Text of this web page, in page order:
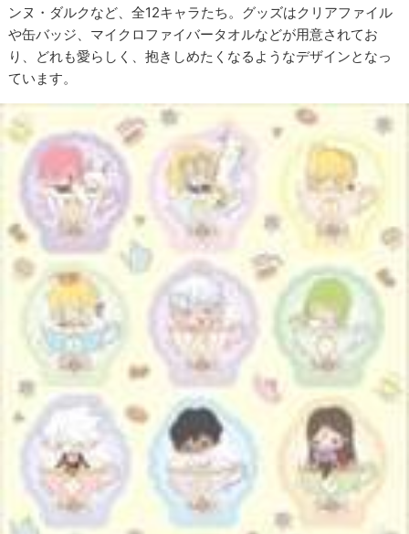
ンヌ・ダルクなど、全12キャラたち。グッズはクリアファイル
や缶バッジ、マイクロファイバータオルなどが用意されてお
り、どれも愛らしく、抱きしめたくなるようなデザインとなっ
ています。